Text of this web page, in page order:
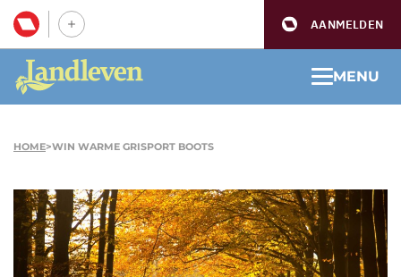
AANMELDEN
MENU
HOME>WIN WARME GRISPORT BOOTS